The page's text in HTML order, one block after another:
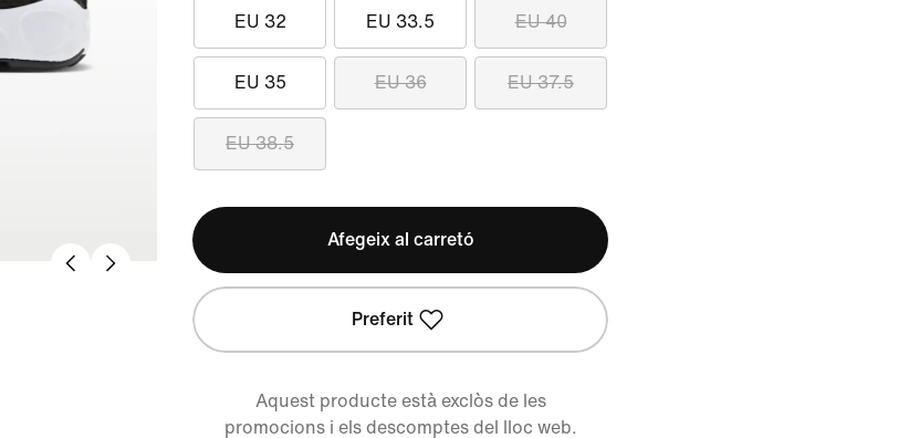
EU 32 EU 33.5 EU 40
EU 35 EU 36 EU 37.5
EU 38.5
Afegeix al carretó
Preferit
Aquest producte està exclòs de les
promocions i els descomptes del lloc web.